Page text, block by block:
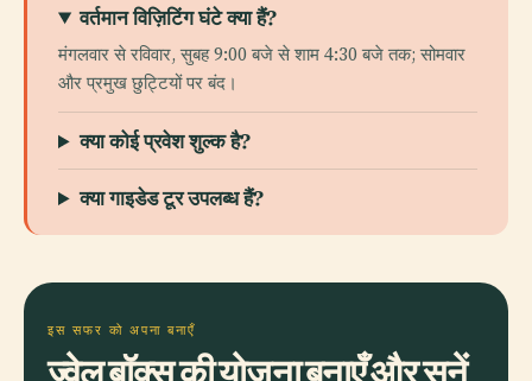
वर्तमान विज़िटिंग घंटे क्या हैं?
मंगलवार से रविवार, सुबह 9:00 बजे से शाम 4:30 बजे तक; सोमवार
और प्रमुख छुट्टियों पर बंद।
क्या कोई प्रवेश शुल्क है?
क्या गाइडेड टूर उपलब्ध हैं?
इस सफर को अपना बनाएँ